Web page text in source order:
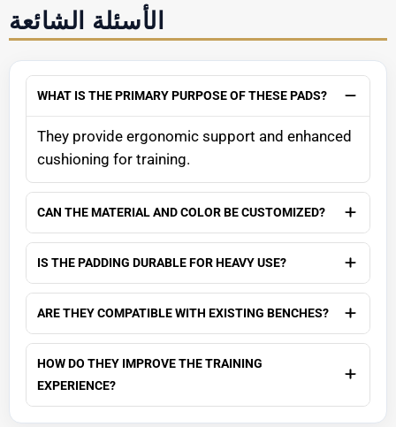
الأسئلة الشائعة
WHAT IS THE PRIMARY PURPOSE OF THESE PADS?
They provide ergonomic support and enhanced
cushioning for training.
CAN THE MATERIAL AND COLOR BE CUSTOMIZED?
IS THE PADDING DURABLE FOR HEAVY USE?
ARE THEY COMPATIBLE WITH EXISTING BENCHES?
HOW DO THEY IMPROVE THE TRAINING
EXPERIENCE?